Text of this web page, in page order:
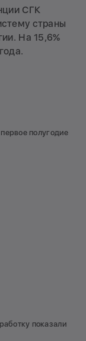
СГК
страны
На 15,6%
полугодие
показали